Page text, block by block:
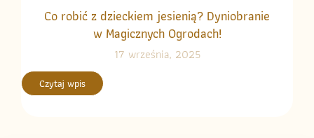
Co robić z dzieckiem jesienią? Dyniobranie
w Magicznych Ogrodach!
17 września, 2025
Czytaj wpis